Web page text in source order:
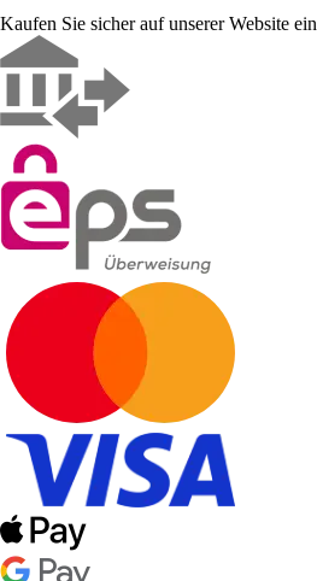
Kaufen Sie sicher auf unserer Website ein